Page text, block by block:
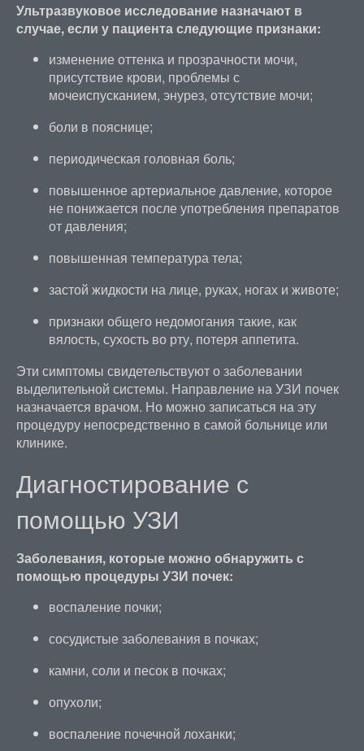
Ультразвуковое исследование назначают в
случае, если у пациента следующие признаки:
изменение оттенка и прозрачности мочи,
присутствие крови, проблемы с
мочеиспусканием, энурез, отсутствие мочи;
боли в пояснице;
периодическая головная боль;
повышенное артериальное давление, которое
не понижается после употребления препаратов
от давления;
повышенная температура тела;
застой жидкости на лице, руках, ногах и животе;
признаки общего недомогания такие, как
вялость, сухость во рту, потеря аппетита.
Эти симптомы свидетельствуют о заболевании
выделительной системы. Направление на УЗИ почек
назначается врачом. Но можно записаться на эту
процедуру непосредственно в самой больнице или
клинике.
Диагностирование с
помощью УЗИ
Заболевания, которые можно обнаружить с
помощью процедуры УЗИ почек:
воспаление почки;
сосудистые заболевания в почках;
камни, соли и песок в почках;
опухоли;
воспаление почечной лоханки;